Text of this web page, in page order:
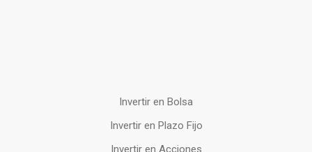
Invertir en Bolsa
Invertir en Plazo Fijo
Invertir en Acciones